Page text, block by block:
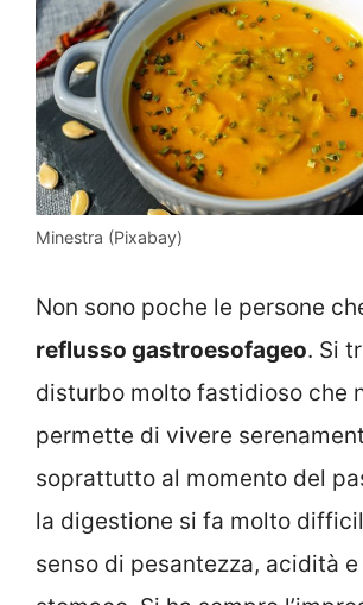
Minestra (Pixabay)
Non sono poche le persone
reflusso gastroesofageo. Si
disturbo molto fastidioso che
permette di vivere
soprattutto al momento del
la digestione si fa molto
senso di pesantezza, acidità